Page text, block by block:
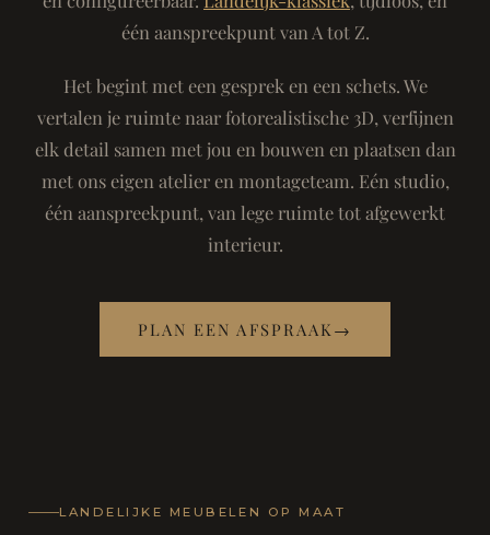
één aanspreekpunt van A tot Z.
Het begint met een gesprek en een schets. We
vertalen je ruimte naar fotorealistische 3D, verfijnen
elk detail samen met jou en bouwen en plaatsen dan
met ons eigen atelier en montageteam. Eén studio,
één aanspreekpunt, van lege ruimte tot afgewerkt
interieur.
PLAN EEN AFSPRAAK →
LANDELIJKE MEUBELEN OP MAAT